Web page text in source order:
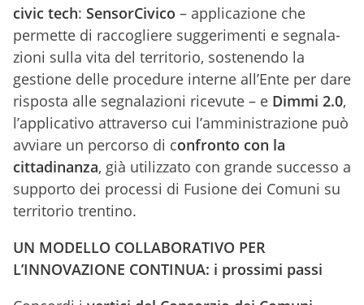
civic tech: SensorCivico – applicazione che
permette di raccogliere suggerimenti e segnala-
zioni sulla vita del territorio, sostenendo la
gestione delle procedure interne all’Ente per dare
risposta alle segnalazioni ricevute – e Dimmi 2.0,
l’applicativo attraverso cui l’amministrazione può
avviare un percorso di confronto con la
cittadinanza, già utilizzato con grande successo a
supporto dei processi di Fusione dei Comuni su
territorio trentino.
UN MODELLO COLLABORATIVO PER
L’INNOVAZIONE CONTINUA: i prossimi passi